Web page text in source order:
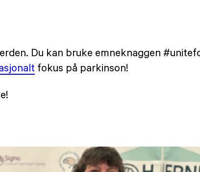
Du kan bruke emneknaggen
fokus på parkinson!